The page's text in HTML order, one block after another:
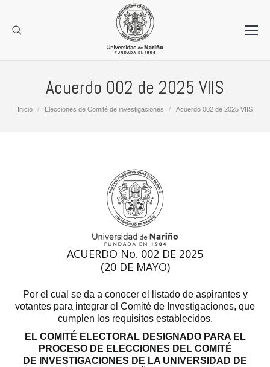
Acuerdo 002 de 2025 VIIS
Estás aquí:
Inicio Elecciones de Comité de investigaciones Acuerdo 002 de 2025 VIIS
ACUERDO No. 002 DE 2025
(20 DE MAYO)
Por el cual se da a conocer el listado de aspirantes y
votantes para integrar el Comité de Investigaciones, que
cumplen los requisitos establecidos.
EL COMITÉ ELECTORAL DESIGNADO PARA EL
PROCESO DE ELECCIONES DEL COMITÉ
DE INVESTIGACIONES DE LA UNIVERSIDAD DE